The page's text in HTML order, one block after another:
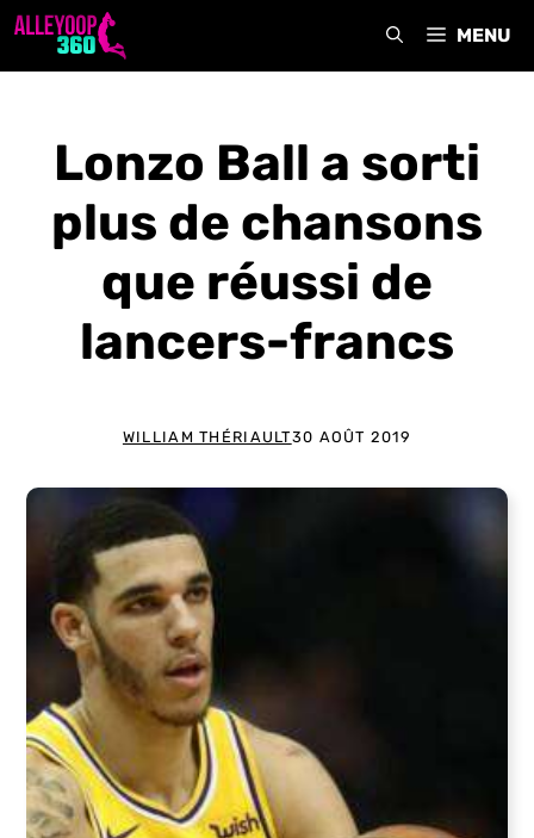
Aller
MENU
Lonzo Ball a sorti
plus de chansons
que réussi de
lancers-francs
WILLIAM THÉRIAULT30 AOÛT 2019